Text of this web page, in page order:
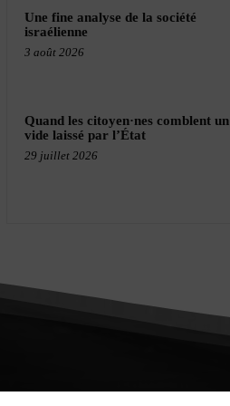
Une fine analyse de la société
israélienne
3 août 2026
Quand les citoyen·nes comblent un
vide laissé par l’État
29 juillet 2026